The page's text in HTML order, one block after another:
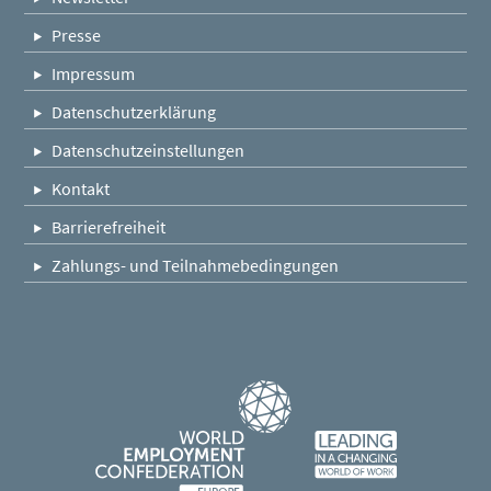
Presse
Impressum
Datenschutzerklärung
Datenschutzeinstellungen
Kontakt
Barrierefreiheit
Zahlungs- und Teilnahmebedingungen